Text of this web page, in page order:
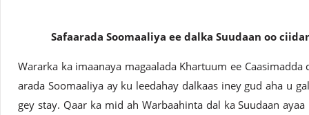
Safaarada Soomaaliya ee dalka Suudaan oo
Wararka ka imaanaya magaalada Khartuum ee Caasimadda
arada Soomaaliya ay ku leedahay dalkaas iney gud aha u
gey stay. Qaar ka mid ah Warbaahinta dal ka Suudaan